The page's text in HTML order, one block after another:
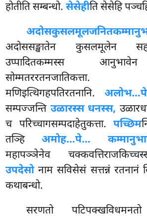
होतीति सम्बन्धो.सेसेहीति सेसेहि
अदोससङ्खातेन कुसलमूलेन
उप्पादितकम्मस्स
मणिइत्थिगहपतिरतनानि.
सम्पज्जन्ति उळारस्स धनस्स,
च परिच्चागसम्पदाहेतुकत्ता.पच्छिम
तञ्हिअमोह…पे…
महापञ्ञेनेव
उपदेसोनाम सविसेसं सत्तन्नं रतनानं
कथाबन्धो.
सरणतो